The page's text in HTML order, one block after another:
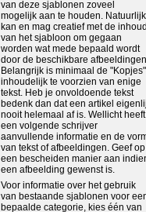
van deze sjablonen zoveel
mogelijk aan te houden. Natuurlijk
kan en mag creatief met de
van het sjabloon om gegaan
worden wat mede bepaald wordt
door de beschikbare
Belangrijk is minimaal de "Kopjes"
inhoudelijk te voorzien van enige
tekst. Heb je onvoldoende tekst
bedenk dan dat een artikel
nooit helemaal af is. Wellicht heeft
een volgende schrijver
aanvullende informatie en de
van tekst of afbeeldingen. Geef op
een bescheiden manier aan
een afbeelding gewenst is.
Voor informatie over het gebruik
van bestaande sjablonen voor
bepaalde categorie, kies één van